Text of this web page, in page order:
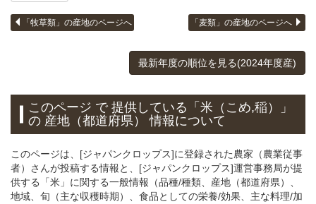
「牧草類」の産地のページへ 「麦類」の産地のページへ
最新年度の順位を見る(2024年度産)
このページ で 提供している「米（こめ,稲）」
の 産地（都道府県） 情報について
このページは、[ジャパンクロップス]に登録された農家（農業従事
者）さんが投稿する情報と、[ジャパンクロップス]運営事務局が提
供する「米」に関する一般情報（品種/種類、産地（都道府県）、
地域、旬（主な収穫時期）、食品としての栄養/効果、主な料理/加